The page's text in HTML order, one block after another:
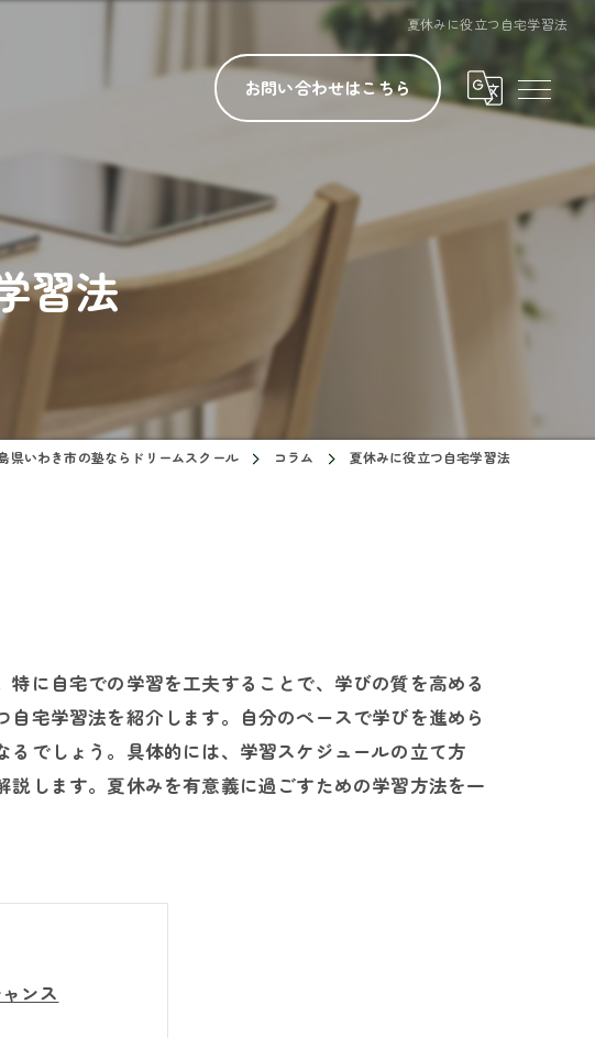
夏休みに役立つ自宅学習法
お問い合わせはこちら
習法
県いわき市の塾ならドリームスクール コラム 夏休みに役立つ自宅学習法
に自宅での学習を工夫することで、学びの質を高める
宅学習法を紹介します。自分のペースで学びを進めら
でしょう。具体的には、学習スケジュールの立て方
します。夏休みを有意義に過ごすための学習方法を一
ンス